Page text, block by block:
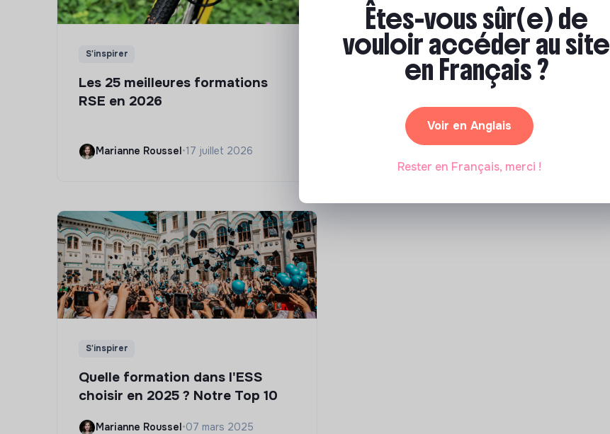
S'inspirer
Les 25 meilleures formations
RSE en 2026
Marianne Roussel•17 juillet 2026
Compétences & formations
Comment se former à la
S'inspirer
Quelle formation dans l'ESS
choisir en 2025 ? Notre Top 10
Marianne Roussel•07 mars 2025
Êtes-vous sûr(e) de
vouloir accéder au site
en Français ?
Voir en Anglais
Rester en Français, merci !